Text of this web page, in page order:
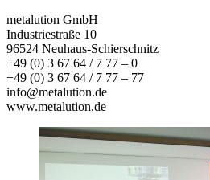
metalution GmbH
Industriestraße 10
96524 Neuhaus-Schierschnitz
+49 (0) 3 67 64 / 7 77 – 0
+49 (0) 3 67 64 / 7 77 – 77
info@metalution.de
www.metalution.de